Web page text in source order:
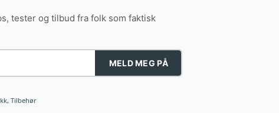
tester og tilbud fra folk som faktisk
MELD MEG PÅ
, Tilbehør